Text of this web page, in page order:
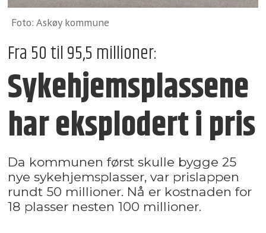
Foto: Askøy kommune
Fra 50 til 95,5 millioner:
Sykehjemsplassene
har eksplodert i pris
Da kommunen først skulle bygge 25
nye sykehjemsplasser, var prislappen
rundt 50 millioner. Nå er kostnaden for
18 plasser nesten 100 millioner.